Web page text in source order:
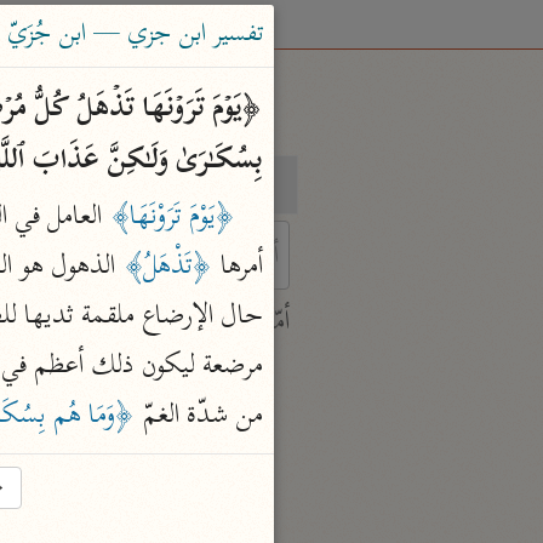
بحث
characters for results.
أمّهات
جامع البيان
ابن جرير الطبري (٣١٠ هـ)
نحو ٢٨ مجلدًا
تفسير ابن جزي — ابن جُزَيّ (٧٤١
بِسُكَـٰرَىٰ وَلَـٰكِنَّ عَذَابَ
﴿يَوْمَ تَرَوْنَهَا﴾
أمرها ﴿تَذْهَلُ﴾ الذهول
مرضعة ليكون ذلك أعظم في
من شدّة الغمّ ﴿وَمَا هُم